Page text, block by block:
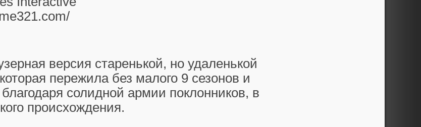
версия старенькой, но удаленькой
пережила без малого 9 сезонов и
солидной армии поклонников, в
происхождения.